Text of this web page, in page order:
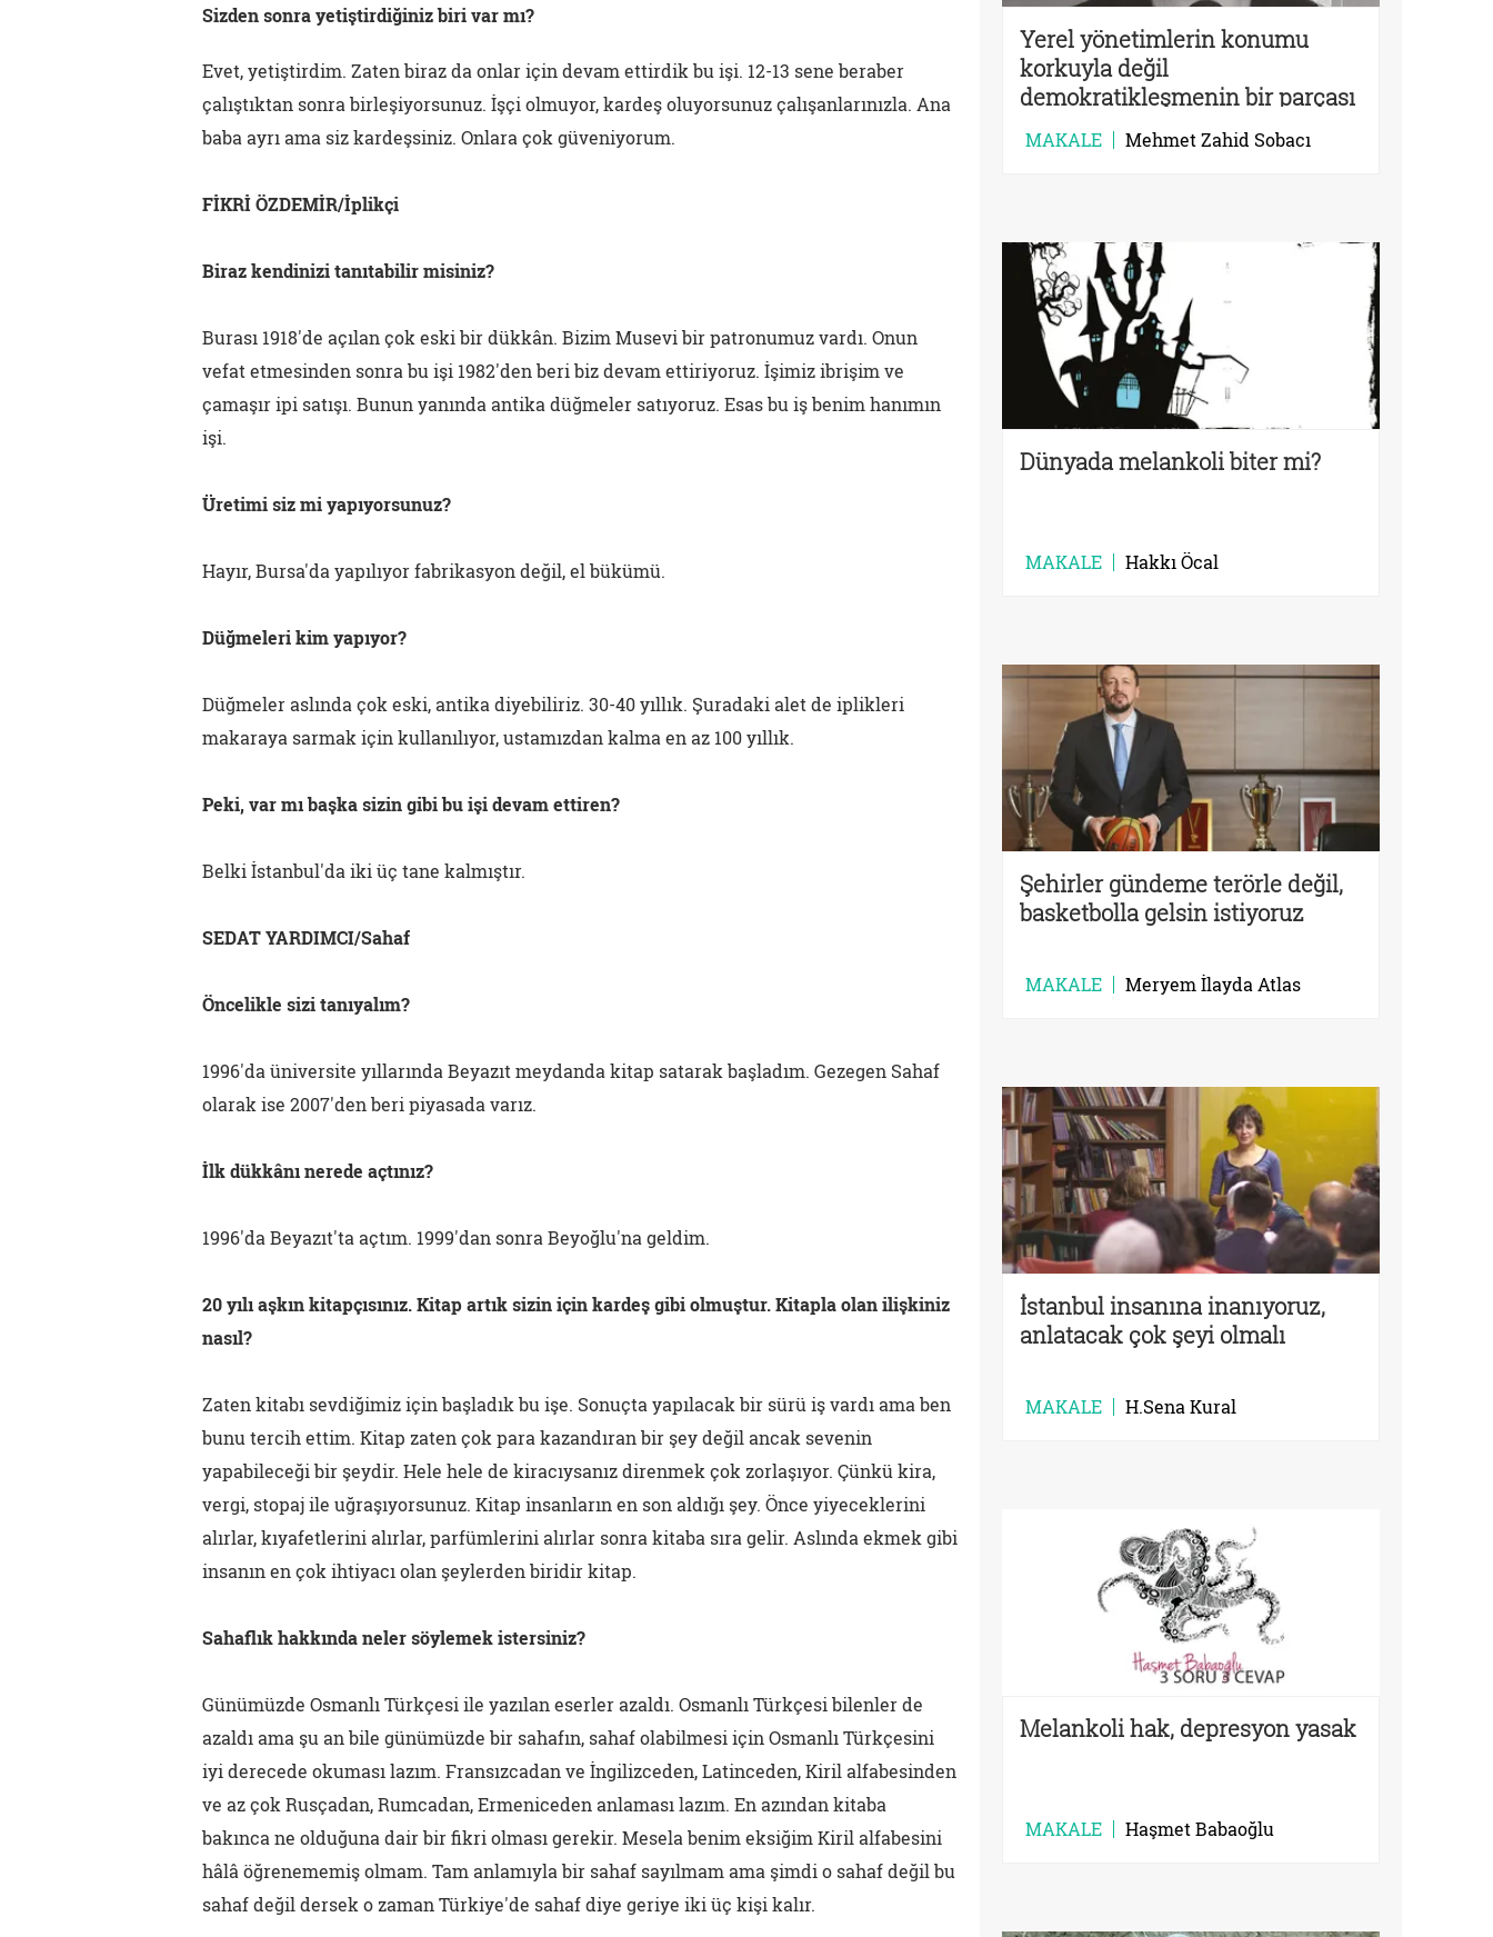
Sizden sonra yetiştirdiğiniz biri var mı?
Evet, yetiştirdim. Zaten biraz da onlar için devam ettirdik bu işi. 12-13 sene beraber
çalıştıktan sonra birleşiyorsunuz. İşçi olmuyor, kardeş oluyorsunuz çalışanlarınızla. Ana
baba ayrı ama siz kardeşsiniz. Onlara çok güveniyorum.
FİKRİ ÖZDEMİR/İplikçi
Biraz kendinizi tanıtabilir misiniz?
Burası 1918'de açılan çok eski bir dükkân. Bizim Musevi bir patronumuz vardı. Onun
vefat etmesinden sonra bu işi 1982'den beri biz devam ettiriyoruz. İşimiz ibrişim ve
çamaşır ipi satışı. Bunun yanında antika düğmeler satıyoruz. Esas bu iş benim hanımın
işi.
Üretimi siz mi yapıyorsunuz?
Hayır, Bursa'da yapılıyor fabrikasyon değil, el bükümü.
Düğmeleri kim yapıyor?
Düğmeler aslında çok eski, antika diyebiliriz. 30-40 yıllık. Şuradaki alet de iplikleri
makaraya sarmak için kullanılıyor, ustamızdan kalma en az 100 yıllık.
Peki, var mı başka sizin gibi bu işi devam ettiren?
Belki İstanbul'da iki üç tane kalmıştır.
SEDAT YARDIMCI/Sahaf
Öncelikle sizi tanıyalım?
1996'da üniversite yıllarında Beyazıt meydanda kitap satarak başladım. Gezegen Sahaf
olarak ise 2007'den beri piyasada varız.
İlk dükkânı nerede açtınız?
1996'da Beyazıt'ta açtım. 1999'dan sonra Beyoğlu'na geldim.
20 yılı aşkın kitapçısınız. Kitap artık sizin için kardeş gibi olmuştur. Kitapla olan ilişkiniz
nasıl?
Zaten kitabı sevdiğimiz için başladık bu işe. Sonuçta yapılacak bir sürü iş vardı ama ben
bunu tercih ettim. Kitap zaten çok para kazandıran bir şey değil ancak sevenin
yapabileceği bir şeydir. Hele hele de kiracıysanız direnmek çok zorlaşıyor. Çünkü kira,
vergi, stopaj ile uğraşıyorsunuz. Kitap insanların en son aldığı şey. Önce yiyeceklerini
alırlar, kıyafetlerini alırlar, parfümlerini alırlar sonra kitaba sıra gelir. Aslında ekmek gibi
insanın en çok ihtiyacı olan şeylerden biridir kitap.
Sahaflık hakkında neler söylemek istersiniz?
Günümüzde Osmanlı Türkçesi ile yazılan eserler azaldı. Osmanlı Türkçesi bilenler de
azaldı ama şu an bile günümüzde bir sahafın, sahaf olabilmesi için Osmanlı Türkçesini
iyi derecede okuması lazım. Fransızcadan ve İngilizceden, Latinceden, Kiril alfabesinden
ve az çok Rusçadan, Rumcadan, Ermeniceden anlaması lazım. En azından kitaba
bakınca ne olduğuna dair bir fikri olması gerekir. Mesela benim eksiğim Kiril alfabesini
hâlâ öğrenememiş olmam. Tam anlamıyla bir sahaf sayılmam ama şimdi o sahaf değil bu
sahaf değil dersek o zaman Türkiye'de sahaf diye geriye iki üç kişi kalır.
Yerel yönetimlerin konumu
korkuyla değil
demokratikleşmenin bir parçası
olarak ele alınmalı
MAKALE Mehmet Zahid Sobacı
Dünyada melankoli biter mi?
MAKALE Hakkı Öcal
Şehirler gündeme terörle değil,
basketbolla gelsin istiyoruz
MAKALE Meryem İlayda Atlas
İstanbul insanına inanıyoruz,
anlatacak çok şeyi olmalı
MAKALE H.Sena Kural
Melankoli hak, depresyon yasak
MAKALE Haşmet Babaoğlu